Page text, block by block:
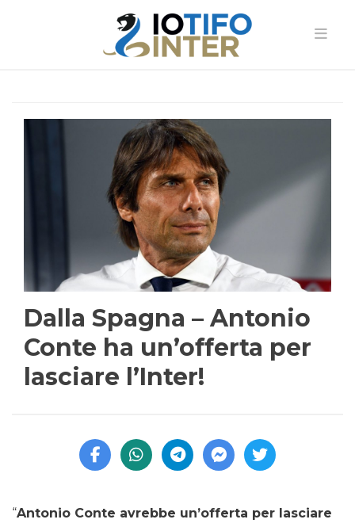
Dalla Spagna – Antonio
Conte ha un’offerta per
lasciare l’Inter!
“Antonio Conte avrebbe un’offerta per lasciare